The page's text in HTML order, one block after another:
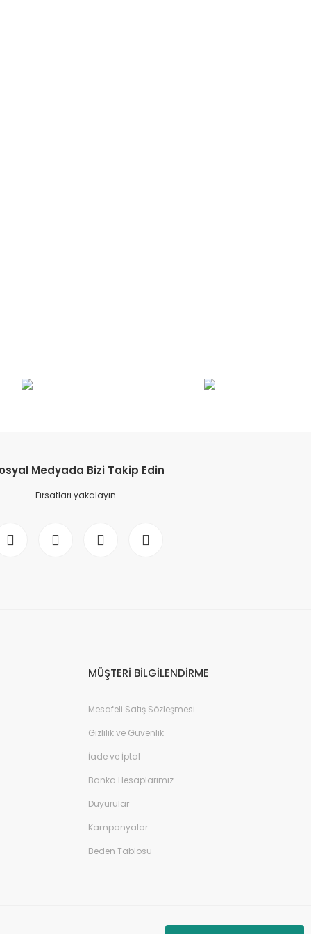
Medyada Bizi Takip Edin
Fırsatları yakalayın..
MÜŞTERİ BİLGİLENDİRME
Mesafeli Satış Sözleşmesi
Gizlilik ve Güvenlik
İade ve İptal
Banka Hesaplarımız
Duyurular
Kampanyalar
Beden Tablosu